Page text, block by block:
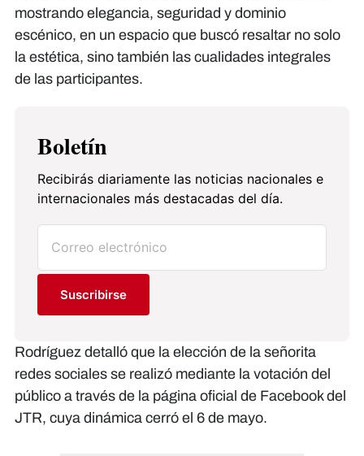
mostrando elegancia, seguridad y dominio
escénico, en un espacio que buscó resaltar no solo
la estética, sino también las cualidades integrales
de las participantes.
Boletín
Recibirás diariamente las noticias nacionales e
internacionales más destacadas del día.
Suscribirse
Rodríguez detalló que la elección de la señorita
redes sociales se realizó mediante la votación del
público a través de la página oficial de Facebook del
JTR, cuya dinámica cerró el 6 de mayo.